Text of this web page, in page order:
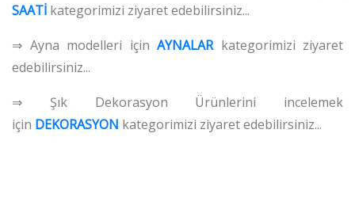
SAATİ kategorimizi ziyaret edebilirsiniz...
⇒ Ayna modelleri için AYNALARkategorimizi ziyaret
edebilirsiniz...
⇒ Şık Dekorasyon Ürünlerini incelemek
için DEKORASYON kategorimizi ziyaret edebilirsiniz...